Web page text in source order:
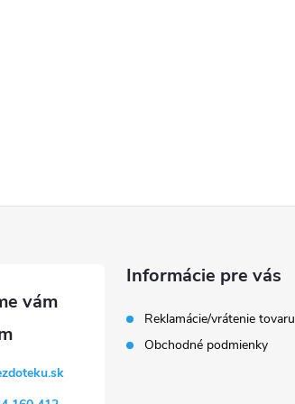
Informácie pre vás
Reklamácie/vrátenie tovaru
Obchodné podmienky